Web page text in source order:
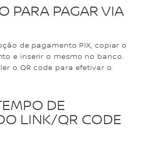
PARA PAGAR VIA
de pagamento PIX, copiar o
e inserir o mesmo no banco.
o QR code para efetivar o
DE
LINK/QR CODE